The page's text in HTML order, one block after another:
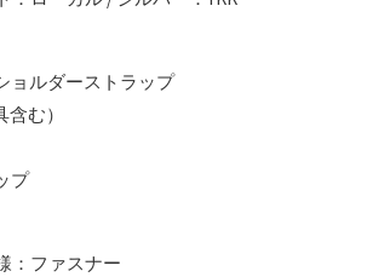
ョルダーストラップ
む）
プ
：ファスナー